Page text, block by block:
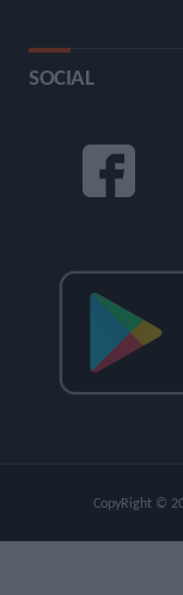
SOCIAL
CopyRight ©